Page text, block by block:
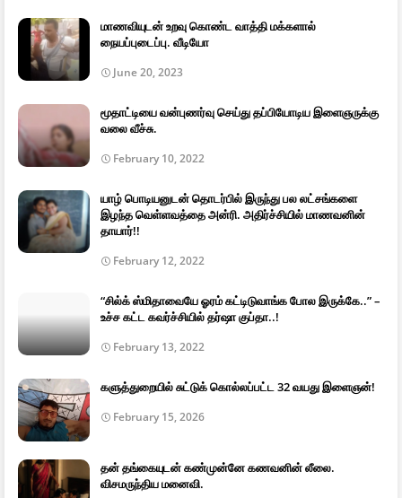
மாணவியுடன் உறவு கொண்ட வாத்தி மக்களால்
நையப்புடைப்பு. வீடியோ
June 20, 2023
மூதாட்டியை வன்புணர்வு செய்து தப்பியோடிய இளைஞருக்கு
வலை வீச்சு.
February 10, 2022
யாழ் பொடியனுடன் தொடர்பில் இருந்து பல லட்சங்களை
இழந்த வெள்ளவத்தை அன்ரி. அதிர்ச்சியில் மாணவனின்
தாயார்!!
February 12, 2022
“சில்க் ஸ்மிதாவையே ஓரம் கட்டிடுவாங்க போல இருக்கே..” –
உச்ச கட்ட கவர்ச்சியில் தர்ஷா குப்தா..!
February 13, 2022
களுத்துறையில் சுட்டுக் கொல்லப்பட்ட 32 வயது இளைஞன்!
February 15, 2026
தன் தங்கையுடன் கண்முன்னே கணவனின் லீலை.
விசமருந்திய மனைவி.